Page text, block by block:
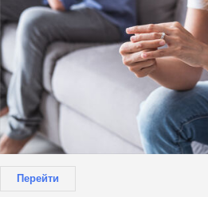
Перейти